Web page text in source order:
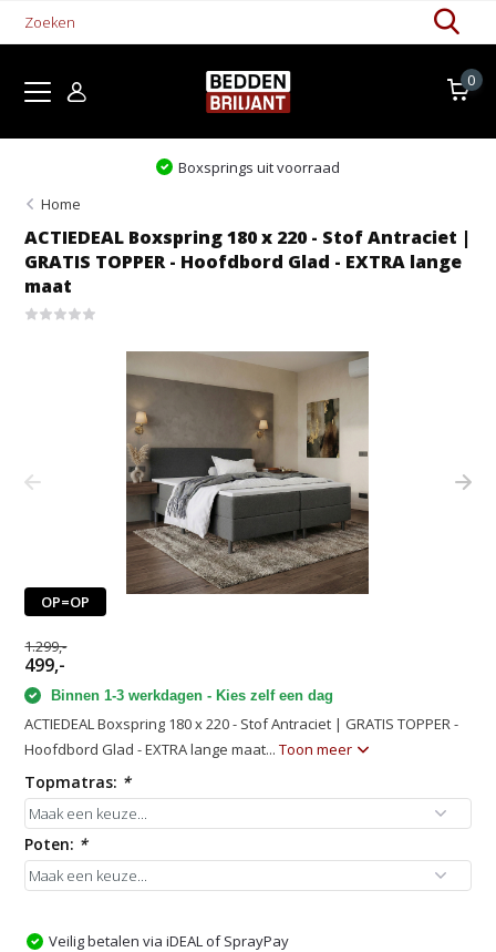
0
Levertijd 1-5 werkdagen
Home
ACTIEDEAL Boxspring 180 x 220 - Stof Antraciet |
GRATIS TOPPER - Hoofdbord Glad - EXTRA lange
maat
OP=OP
1.299,-
499,-
Binnen 1-3 werkdagen - Kies zelf een dag
ACTIEDEAL Boxspring 180 x 220 - Stof Antraciet | GRATIS TOPPER -
Hoofdbord Glad - EXTRA lange maat...Toon meer
Topmatras: *
Poten: *
Veilig betalen via iDEAL of SprayPay